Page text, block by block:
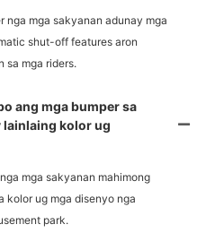
nga mga sakyanan adunay mga
shut-off features aron
sa mga riders.
ang mga bumper sa
lainlaing kolor ug
mga sakyanan mahimong
kolor ug mga disenyo nga
park.